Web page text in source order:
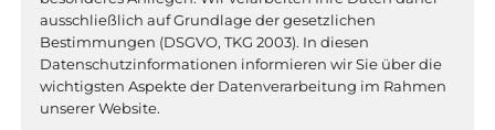
ausschließlich auf Grundlage der gesetzlichen
Bestimmungen (DSGVO, TKG 2003). In diesen
Datenschutzinformationen informieren wir Sie über die
wichtigsten Aspekte der Datenverarbeitung im Rahmen
unserer Website.